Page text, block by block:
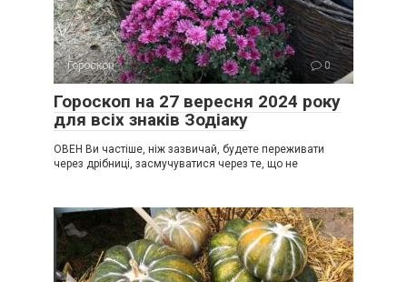
Гороскоп 0
Гороскоп на 27 вересня 2024 року
для всіх знаків Зодіаку
ОВЕН Ви частіше, ніж зазвичай, будете переживати
через дрібниці, засмучуватися через те, що не